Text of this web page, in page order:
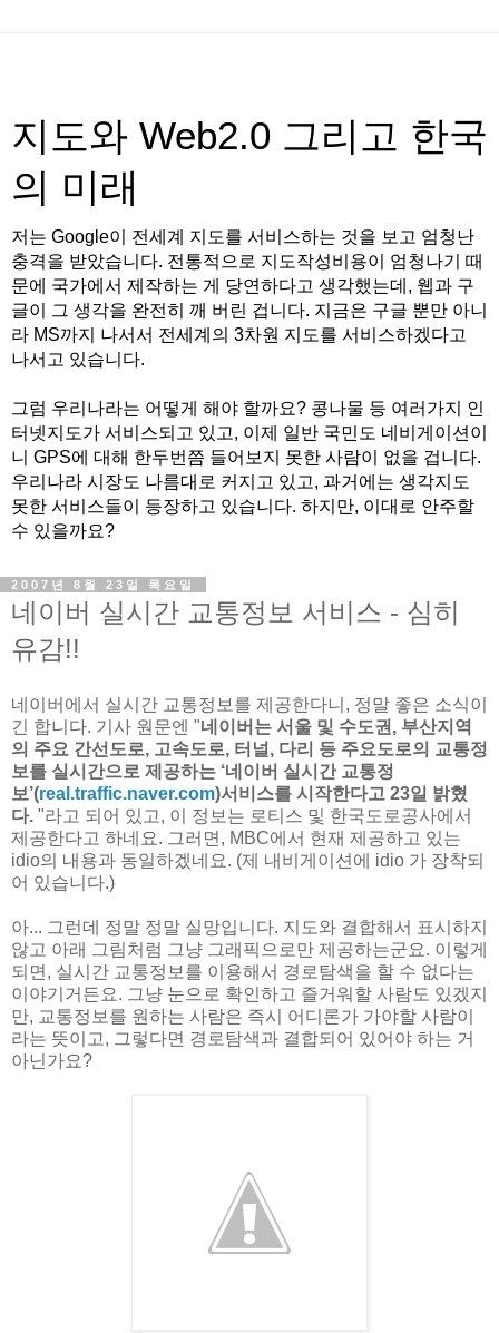
지도와 Web2.0 그리고 한국
의 미래
저는 Google이 전세계 지도를 서비스하는 것을 보고 엄청난
충격을 받았습니다. 전통적으로 지도작성비용이 엄청나기 때
문에 국가에서 제작하는 게 당연하다고 생각했는데, 웹과 구
글이 그 생각을 완전히 깨 버린 겁니다. 지금은 구글 뿐만 아니
라 MS까지 나서서 전세계의 3차원 지도를 서비스하겠다고
나서고 있습니다.
그럼 우리나라는 어떻게 해야 할까요? 콩나물 등 여러가지 인
터넷지도가 서비스되고 있고, 이제 일반 국민도 네비게이션이
니 GPS에 대해 한두번쯤 들어보지 못한 사람이 없을 겁니다.
우리나라 시장도 나름대로 커지고 있고, 과거에는 생각지도
못한 서비스들이 등장하고 있습니다. 하지만, 이대로 안주할
수 있을까요?
2007년 8월 23일 목요일
네이버 실시간 교통정보 서비스 - 심히
유감!!
네이버에서 실시간 교통정보를 제공한다니, 정말 좋은 소식이
긴 합니다. 기사 원문엔 "네이버는 서울 및 수도권, 부산지역
의 주요 간선도로, 고속도로, 터널, 다리 등 주요도로의 교통정
보를 실시간으로 제공하는 ‘네이버 실시간 교통정
보’(real.traffic.naver.com)서비스를 시작한다고 23일 밝혔
다. "라고 되어 있고, 이 정보는 로티스 및 한국도로공사에서
제공한다고 하네요. 그러면, MBC에서 현재 제공하고 있는
idio의 내용과 동일하겠네요. (제 내비게이션에 idio 가 장착되
어 있습니다.)
아... 그런데 정말 정말 실망입니다. 지도와 결합해서 표시하지
않고 아래 그림처럼 그냥 그래픽으로만 제공하는군요. 이렇게
되면, 실시간 교통정보를 이용해서 경로탐색을 할 수 없다는
이야기거든요. 그냥 눈으로 확인하고 즐거워할 사람도 있겠지
만, 교통정보를 원하는 사람은 즉시 어디론가 가야할 사람이
라는 뜻이고, 그렇다면 경로탐색과 결합되어 있어야 하는 거
아닌가요?